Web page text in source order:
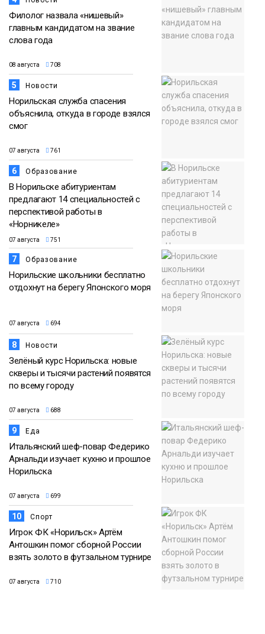
Филолог назвала «нишевый»
главным кандидатом на звание
слова года
08 августа 708
5 Новости
Норильская служба спасения
объяснила, откуда в городе взялся
смог
07 августа 761
6 Образование
В Норильске абитуриентам
предлагают 14 специальностей с
перспективой работы в
«Норникеле»
07 августа 751
7 Образование
Норильские школьники бесплатно
отдохнут на берегу Японского моря
07 августа 694
8 Новости
Зелёный курс Норильска: новые
скверы и тысячи растений появятся
по всему городу
07 августа 688
9 Еда
Итальянский шеф-повар Федерико
Арнальди изучает кухню и прошлое
Норильска
07 августа 699
10 Спорт
Игрок ФК «Норильск» Артём
Антошкин помог сборной России
взять золото в футзальном турнире
07 августа 710